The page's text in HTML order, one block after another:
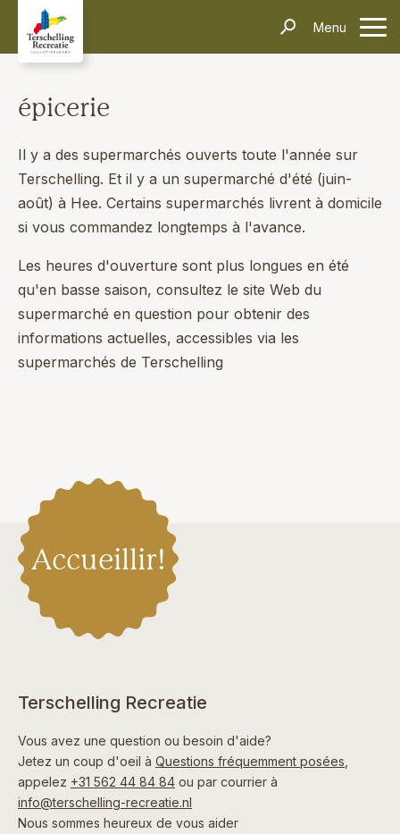
Menu
contacter
Hébergements
Informations
Questions fréquentes
Le transport
Villages
Thèmes
Contact
épicerie
Il y a des supermarchés ouverts toute l'année sur
Terschelling. Et il y a un supermarché d'été (juin-
août) à Hee. Certains supermarchés livrent à domicile
si vous commandez longtemps à l'avance.
Les heures d'ouverture sont plus longues en été
qu'en basse saison, consultez le site Web du
supermarché en question pour obtenir des
informations actuelles, accessibles via les
supermarchés de Terschelling
Accueillir!
Terschelling Recreatie
Vous avez une question ou besoin d'aide?
Jetez un coup d'oeil à Questions fréquemment posées
appelez +31 562 44 84 84 ou par courrier à
info@terschelling-recreatie.nl
Nous sommes heureux de vous aider